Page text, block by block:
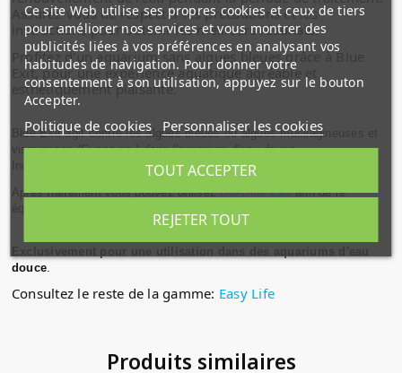
Assurez-vous de respecter les précautions et les
instructions pour obtenir les meilleurs résultats.
Profitez d'un aquarium sans algues bleues grâce à Blue
Exit, pour une expérience aquatique agréable et
esthétiquement plaisante.
Blue Exit agit contre les algues bleues ou algues mucilagineuses et
visqueuses (Cyano sp.) dans l'aquarium d'eau douce.
Inoffensif pour les poissons, crevettes et plantes.
Après traitement vous pouvez utilisezBio-Blue Exitafin de re
équilibrer la faune bactérienne de votre aquarium.
douce.
Consultez le reste de la gamme: Easy Life
Produits similaires
Ce site Web utilise ses propres cookies et ceux de tiers
pour améliorer nos services et vous montrer des
publicités liées à vos préférences en analysant vos
habitudes de navigation. Pour donner votre
consentement à son utilisation, appuyez sur le bouton
Accepter.
Politique de cookies Personnaliser les cookies
REJETER TOUT
TOUT ACCEPTER